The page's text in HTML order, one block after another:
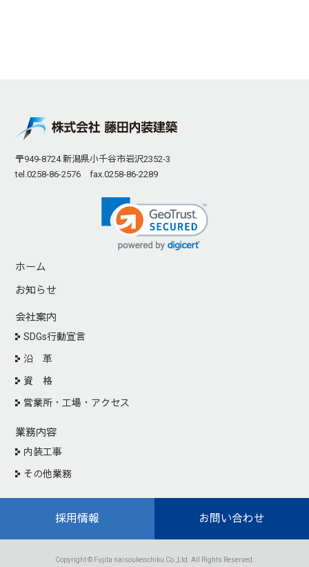
〒949-8724 新潟県小千谷市岩沢2352-3
tel.0258-86-2576 fax.0258-86-2289
ホーム
お知らせ
会社案内
SDGs行動宣言
沿 革
資 格
営業所・工場・アクセス
業務内容
内装工事
その他業務
協力会社の皆様へ
採用情報 お問い合わせ
Copyright © Fujita naisoukenchiku Co.,Ltd. All Rights Reserved.